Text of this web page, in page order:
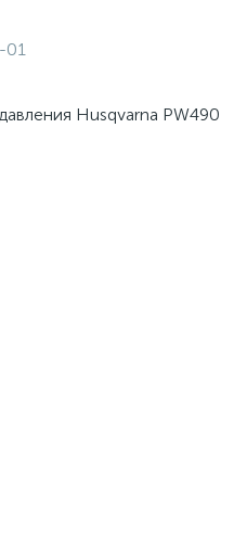
01
Husqvarna PW490